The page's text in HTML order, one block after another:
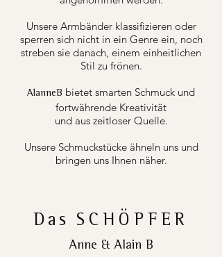
Unsere Armbänder klassifizieren oder
sperren sich nicht in ein Genre ein, noch
streben sie danach, einem einheitlichen
Stil zu frönen.
AlanneB bietet smarten Schmuck und
fortwährende Kreativität
und aus zeitloser Quelle.
Unsere Schmuckstücke ähneln uns und
bringen uns Ihnen näher.
Das SCHÖPFER
Anne & Alain B